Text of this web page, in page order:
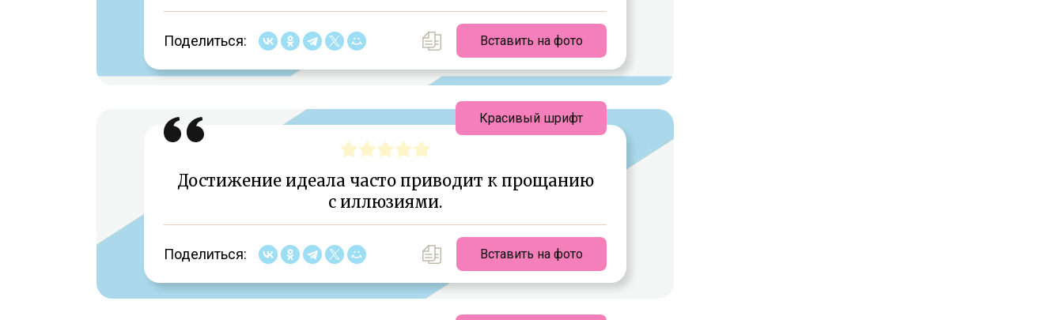
Поделиться: Вставить на фото
Достижение идеала часто приводит к прощанию
с иллюзиями.
Поделиться: Вставить на фото
Красивый шрифт